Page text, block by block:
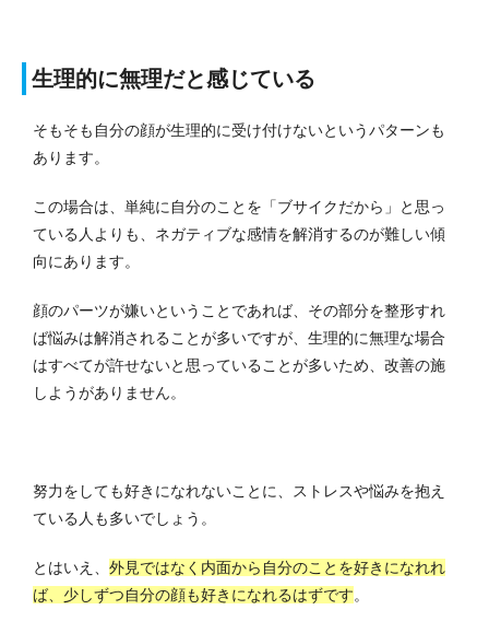
生理的に無理だと感じている
そもそも自分の顔が生理的に受け付けないというパターンも
あります。
この場合は、単純に自分のことを「ブサイクだから」と思っ
ている人よりも、ネガティブな感情を解消するのが難しい傾
向にあります。
顔のパーツが嫌いということであれば、その部分を整形すれ
ば悩みは解消されることが多いですが、生理的に無理な場合
はすべてが許せないと思っていることが多いため、改善の施
しようがありません。
努力をしても好きになれないことに、ストレスや悩みを抱え
ている人も多いでしょう。
とはいえ、 外見ではなく内面から自分のことを好きになれれ
ば、少しずつ自分の顔も好きになれるはずです。